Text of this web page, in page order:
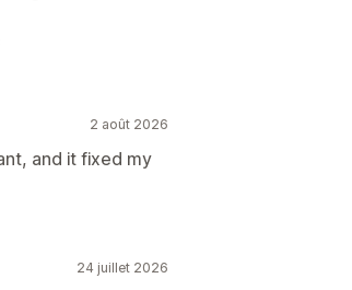
2 août 2026
and it fixed my
24 juillet 2026